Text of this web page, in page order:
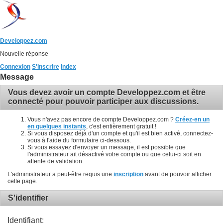
Developpez.com
Nouvelle réponse
Connexion S'inscrire Index
Message
Vous devez avoir un compte Developpez.com et être
connecté pour pouvoir participer aux discussions.
Vous n'avez pas encore de compte Developpez.com ? Créez-en un
en quelques instants , c'est entièrement gratuit !
Si vous disposez déjà d'un compte et qu'il est bien activé, connectez-
vous à l'aide du formulaire ci-dessous.
Si vous essayez d'envoyer un message, il est possible que
l'administrateur ait désactivé votre compte ou que celui-ci soit en
attente de validation.
L'administrateur a peut-être requis une inscription avant de pouvoir afficher
cette page.
S'identifier
Identifiant: